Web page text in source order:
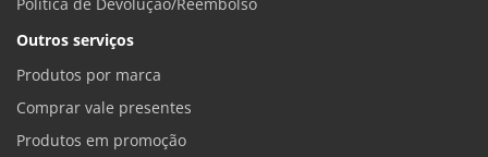
Outros serviços
Produtos por marca
Comprar vale presentes
Produtos em promoção